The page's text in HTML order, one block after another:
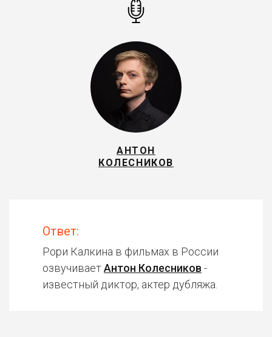
АНТОН
КОЛЕСНИКОВ
Ответ:
Рори Калкина в фильмах в России
озвучиваетАнтон Колесников -
известный диктор, актер дубляжа.